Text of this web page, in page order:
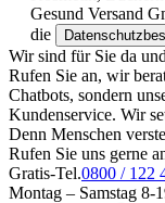
Gesund Versand
die
Wir sind für Sie da
Rufen Sie an, wir
Chatbots, sondern
Kundenservice. Wir
Denn Menschen
Rufen Sie uns gerne
Gratis-Tel.0800 / 122
Montag – Samstag 8-